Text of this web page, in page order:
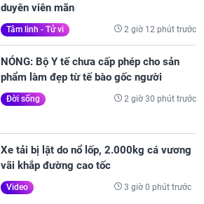
duyên viên mãn
Tâm linh - Tử vi 2 giờ 12 phút trước
NÓNG: Bộ Y tế chưa cấp phép cho sản
phẩm làm đẹp từ tế bào gốc người
Đời sống 2 giờ 30 phút trước
Xe tải bị lật do nổ lốp, 2.000kg cá vương
vãi khắp đường cao tốc
Video 3 giờ 0 phút trước